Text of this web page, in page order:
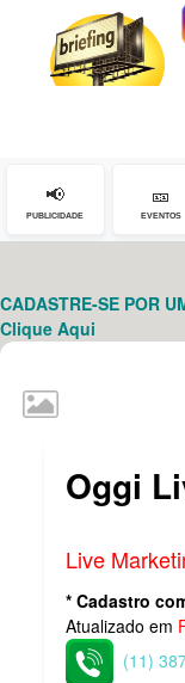
HOME
CONTATO
📢
PUBLICIDADE
🎫
EVENTOS
CADASTRE-SE POR
Clique Aqui
Oggi
Live
* Cadastro
Atualizado em
(11)